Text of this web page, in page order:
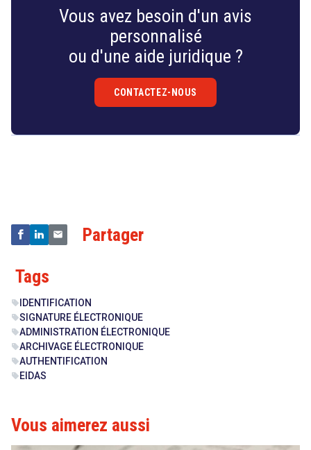
Vous avez besoin d'un avis
personnalisé
ou d'une aide juridique ?
CONTACTEZ-NOUS
Partager
Tags
sell IDENTIFICATION
sellSIGNATURE ÉLECTRONIQUE
sellADMINISTRATION ÉLECTRONIQUE
sellARCHIVAGE ÉLECTRONIQUE
sellAUTHENTIFICATION
sell EIDAS
Vous aimerez aussi